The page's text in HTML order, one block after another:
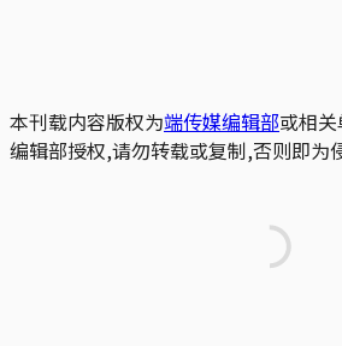
本刊载内容版权为端传媒编辑部或相
编辑部授权,请勿转载或复制,否则即为